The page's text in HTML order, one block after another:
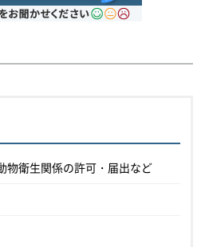
物衛生関係の許可・届出など